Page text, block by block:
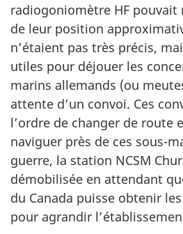
radiogoniomètre HF pouvait
de leur position
n’étaient pas très précis,
utiles pour déjouer les
marins allemands (ou
attente d’un convoi. Ces
l’ordre de changer de route
naviguer près de ces sous-
guerre, la station NCSM
démobilisée en attendant
du Canada puisse obtenir
pour agrandir